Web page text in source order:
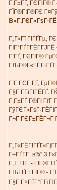
Г‚Г±ГҐ, ГЄГІГ®
ГЇГ®ГІГ®ГЄ
Г„Г«Гї ГІГҐГµ,
Г’ГҐ, ГЄГІГ®
Г’Г ГЄГ¦ГҐ,
Г§Г Г­ГїГІГЁГҐ.
Г‚Г±ГҐ Г®ГІ ГѓГ
Г¬Г ГЄГ±ГЁГ¬Г
Г–ГҐГ­Г вЂ“ 3
Г„Г ГІГ -
ГЊГҐГ±ГІГ® -
Г§Г